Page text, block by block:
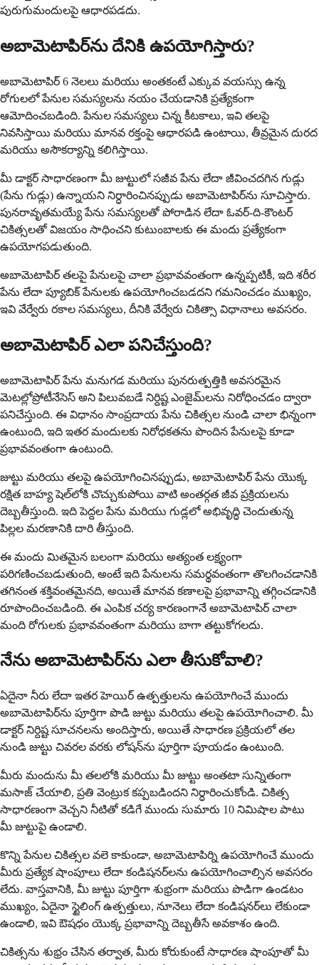
పురుగుమందులపై ఆధారపడదు.
అబామెటాపిర్‌ను దేనికి ఉపయోగిస్తారు?
అబామెటాపిర్ 6 నెలలు మరియు అంతకంటే ఎక్కువ వయస్సు ఉన్న
రోగులలో పేనుల సమస్యలను నయం చేయడానికి ప్రత్యేకంగా
ఆమోదించబడింది. పేనుల సమస్యలు చిన్న కీటకాలు, ఇవి తలపై
నివసిస్తాయి మరియు మానవ రక్తంపై ఆధారపడి ఉంటాయి, తీవ్రమైన దురద
మరియు అసౌకర్యాన్ని కలిగిస్తాయి.
మీ డాక్టర్ సాధారణంగా మీ జుట్టులో సజీవ పేను లేదా జీవించదగిన గుడ్లు
(పేను గుడ్లు) ఉన్నాయని నిర్ధారించినప్పుడు అబామెటాపిర్‌ను సూచిస్తారు.
పునరావృతమయ్యే పేను సమస్యలతో పోరాడిన లేదా ఓవర్-ది-కౌంటర్
చికిత్సలతో విజయం సాధించని కుటుంబాలకు ఈ మందు ప్రత్యేకంగా
ఉపయోగపడుతుంది.
అబామెటాపిర్ తలపై పేనులపై చాలా ప్రభావవంతంగా ఉన్నప్పటికీ, ఇది శరీర
పేను లేదా ప్యూబిక్ పేనులకు ఉపయోగించబడదని గమనించడం ముఖ్యం,
ఇవి వేర్వేరు రకాల సమస్యలు, దీనికి వేర్వేరు చికిత్సా విధానాలు అవసరం.
అబామెటాపిర్ ఎలా పనిచేస్తుంది?
అబామెటాపిర్ పేను మనుగడ మరియు పునరుత్పత్తికి అవసరమైన
మెటల్లోప్రోటీనేసెస్ అని పిలువబడే నిర్దిష్ట ఎంజైమ్‌లను నిరోధించడం ద్వారా
పనిచేస్తుంది. ఈ విధానం సాంప్రదాయ పేను చికిత్సల నుండి చాలా భిన్నంగా
ఉంటుంది, ఇది ఇతర మందులకు నిరోధకతను పొందిన పేనులపై కూడా
ప్రభావవంతంగా ఉంటుంది.
జుట్టు మరియు తలపై ఉపయోగించినప్పుడు, అబామెటాపిర్ పేను యొక్క
రక్షిత బాహ్య షెల్‌లోకి చొచ్చుకుపోయి వాటి అంతర్గత జీవ ప్రక్రియలను
దెబ్బతీస్తుంది. ఇది పెద్దల పేను మరియు గుడ్లలో అభివృద్ధి చెందుతున్న
పిల్లల మరణానికి దారి తీస్తుంది.
ఈ మందు మితమైన బలంగా మరియు అత్యంత లక్ష్యంగా
పరిగణించబడుతుంది, అంటే ఇది పేనులను సమర్థవంతంగా తొలగించడానికి
తగినంత శక్తివంతమైనది, అయితే మానవ కణాలపై ప్రభావాన్ని తగ్గించడానికి
రూపొందించబడింది. ఈ ఎంపిక చర్య కారణంగానే అబామెటాపిర్ చాలా
మంది రోగులకు ప్రభావవంతంగా మరియు బాగా తట్టుకోగలదు.
నేను అబామెటాపిర్‌ను ఎలా తీసుకోవాలి?
ఏదైనా నీరు లేదా ఇతర హెయిర్ ఉత్పత్తులను ఉపయోగించే ముందు
అబామెటాపిర్‌ను పూర్తిగా పొడి జుట్టు మరియు తలపై ఉపయోగించాలి. మీ
డాక్టర్ నిర్దిష్ట సూచనలను అందిస్తారు, అయితే సాధారణ ప్రక్రియలో తల
నుండి జుట్టు చివరల వరకు లోషన్‌ను పూర్తిగా పూయడం ఉంటుంది.
మీరు మందును మీ తలలోకి మరియు మీ జుట్టు అంతటా సున్నితంగా
మసాజ్ చేయాలి, ప్రతి వెంట్రుక కప్పబడిందని నిర్ధారించుకోండి. చికిత్స
సాధారణంగా వెచ్చని నీటితో కడిగే ముందు సుమారు 10 నిమిషాల పాటు
మీ జుట్టుపై ఉండాలి.
కొన్ని పేనుల చికిత్సల వలె కాకుండా, అబామెటాపిర్ని ఉపయోగించే ముందు
మీరు ప్రత్యేక షాంపూలు లేదా కండిషనర్‌లను ఉపయోగించాల్సిన అవసరం
లేదు. వాస్తవానికి, మీ జుట్టు పూర్తిగా శుభ్రంగా మరియు పొడిగా ఉండటం
ముఖ్యం, ఏదైనా స్టైలింగ్ ఉత్పత్తులు, నూనెలు లేదా కండిషనర్‌లు లేకుండా
ఉండాలి, ఇవి ఔషధం యొక్క ప్రభావాన్ని దెబ్బతీసే అవకాశం ఉంది.
చికిత్సను శుభ్రం చేసిన తర్వాత, మీరు కోరుకుంటే సాధారణ షాంపూతో మీ